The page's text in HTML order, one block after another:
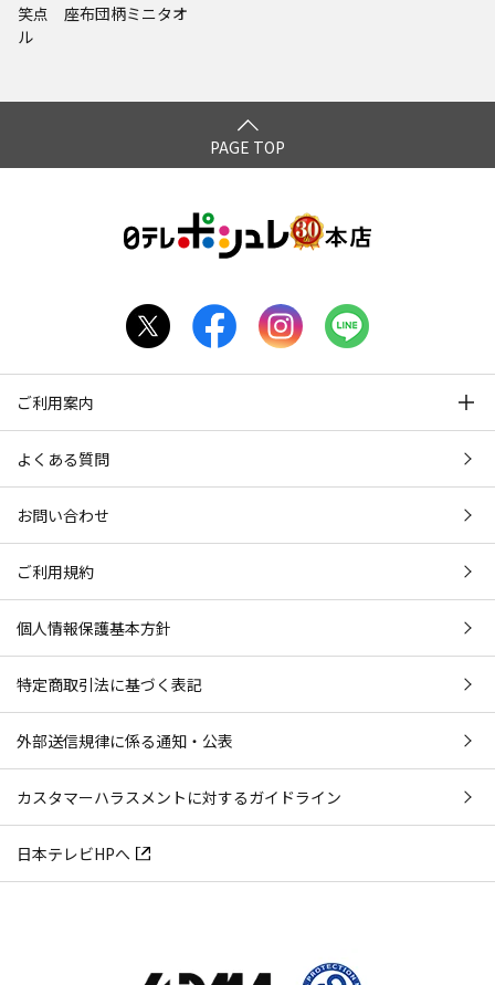
笑点 座布団柄ミニタオ
ル
PAGE TOP
ご利用案内
よくある質問
お問い合わせ
ご利用規約
個人情報保護基本方針
特定商取引法に基づく表記
外部送信規律に係る通知・公表
カスタマーハラスメントに対するガイドライン
日本テレビHPへ